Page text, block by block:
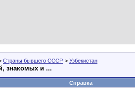
Страны бывшего СССР > Узбекистан
знакомых и ...
Справка